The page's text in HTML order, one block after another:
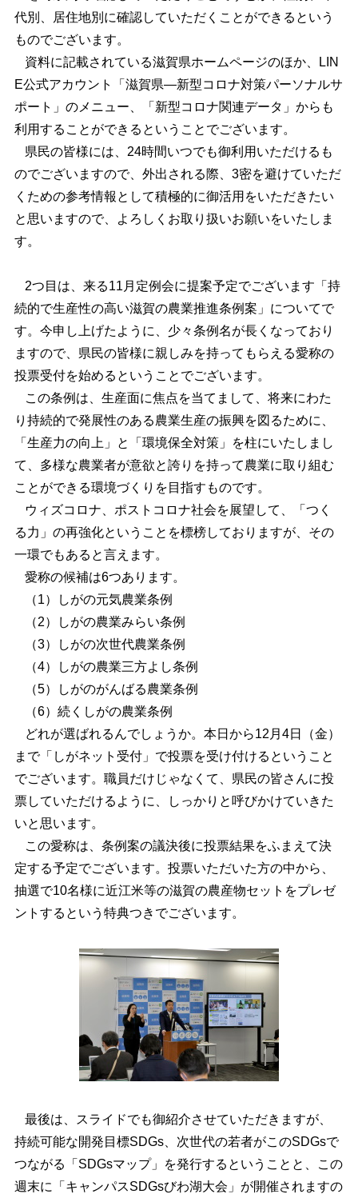
代別、居住地別に確認していただくことができるという
ものでございます。
資料に記載されている滋賀県ホームページのほか、LIN
E公式アカウント「滋賀県―新型コロナ対策パーソナルサ
ポート」のメニュー、「新型コロナ関連データ」からも
利用することができるということでございます。
県民の皆様には、24時間いつでも御利用いただけるも
のでございますので、外出される際、3密を避けていただ
くための参考情報として積極的に御活用をいただきたい
と思いますので、よろしくお取り扱いお願いをいたしま
す。
2つ目は、来る11月定例会に提案予定でございます「持
続的で生産性の高い滋賀の農業推進条例案」についてで
す。今申し上げたように、少々条例名が長くなっており
ますので、県民の皆様に親しみを持ってもらえる愛称の
投票受付を始めるということでございます。
この条例は、生産面に焦点を当てまして、将来にわた
り持続的で発展性のある農業生産の振興を図るために、
「生産力の向上」と「環境保全対策」を柱にいたしまし
て、多様な農業者が意欲と誇りを持って農業に取り組む
ことができる環境づくりを目指すものです。
ウィズコロナ、ポストコロナ社会を展望して、「つく
る力」の再強化ということを標榜しておりますが、その
一環でもあると言えます。
愛称の候補は6つあります。
（1）しがの元気農業条例
（2）しがの農業みらい条例
（3）しがの次世代農業条例
（4）しがの農業三方よし条例
（5）しがのがんばる農業条例
（6）続くしがの農業条例
どれが選ばれるんでしょうか。本日から12月4日（金）
まで「しがネット受付」で投票を受け付けるということ
でございます。職員だけじゃなくて、県民の皆さんに投
票していただけるように、しっかりと呼びかけていきた
いと思います。
この愛称は、条例案の議決後に投票結果をふまえて決
定する予定でございます。投票いただいた方の中から、
抽選で10名様に近江米等の滋賀の農産物セットをプレゼ
ントするという特典つきでございます。
最後は、スライドでも御紹介させていただきますが、
持続可能な開発目標SDGs、次世代の若者がこのSDGsで
つながる「SDGsマップ」を発行するということと、この
週末に「キャンパスSDGsびわ湖大会」が開催されますの